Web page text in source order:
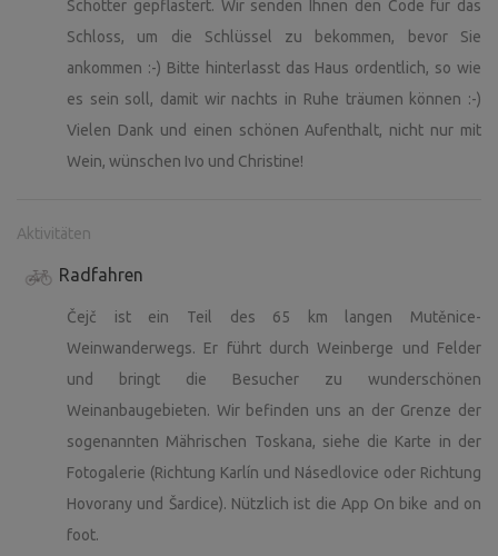
Fragen beantworten wir gerne.
PARKEN: Einfacher geht es nicht – Sie können mit dem
Auto direkt bis zu uns nach Zátiší fahren.
VERPFLEGUNG: Gasthaus „Hovoranský hostinec“,
*Auf der unteren Terrasse des Weinkellers „U Hroznu“
steht Ihnen eine Selbstbedienungsbar zur Verfügung.
*Der Außenbereich wird zum Schutz des Eigentums
die Privatsphäre zu wahren, ist die Kamera jedoch
ausschließlich auf die Zufahrtsstraße gerichtet und
während des Aufenthalts der Gäste nicht aktiv. Vielen
Dank für Ihr Verständnis.
Schotter gepflastert. Wir senden Ihnen den Code für das
Schloss, um die Schlüssel zu bekommen, bevor Sie
ankommen :-) Bitte hinterlasst das Haus ordentlich, so wie
es sein soll, damit wir nachts in Ruhe träumen können :-)
Vielen Dank und einen schönen Aufenthalt, nicht nur mit
Wein, wünschen Ivo und Christine!
Aktivitäten
Radfahren
Čejč ist ein Teil des 65 km langen Mutěnice-
Weinwanderwegs. Er führt durch Weinberge und Felder
und bringt die Besucher zu wunderschönen
Weinanbaugebieten. Wir befinden uns an der Grenze der
sogenannten Mährischen Toskana, siehe die Karte in der
Fotogalerie (Richtung Karlín und Násedlovice oder Richtung
Hovorany und Šardice). Nützlich ist die App On bike and on
foot.